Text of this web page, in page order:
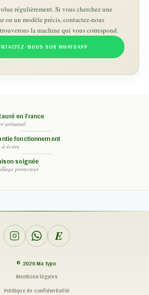
régulièrement. Si vous cherchez une
ou un modèle précis, contactez-nous
la machine qui vous correspond.
NOUS SUR WHATSAPP
en France
artisanal
fonctionnement
à écrire
soignée
protecteur
E
© 2026Ma typo
Mentions légales
Politique de confidentialité